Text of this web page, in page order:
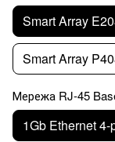
Smart Array
Smart Array
Мережа RJ-45
1Gb Ethernet 4-